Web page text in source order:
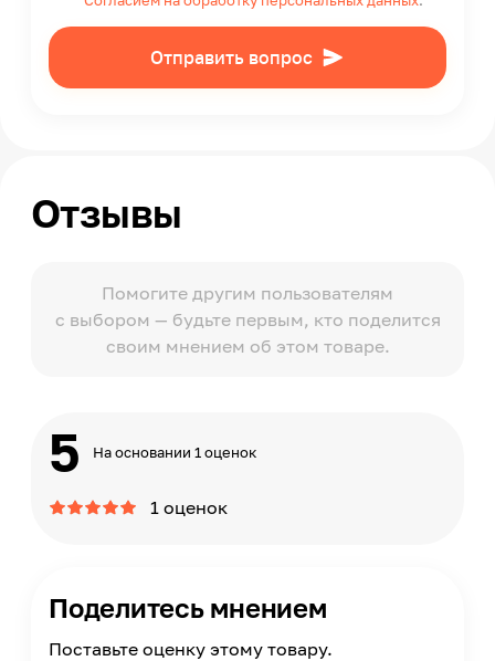
Срок годности
Страна производства
Россия
Отправить вопрос
Отзывы
Помогите другим пользователям
с выбором — будьте первым, кто поделится
своим мнением об этом товаре.
5 На основании 1 оценок
1 оценок
Поделитесь мнением
Поставьте оценку этому товару.